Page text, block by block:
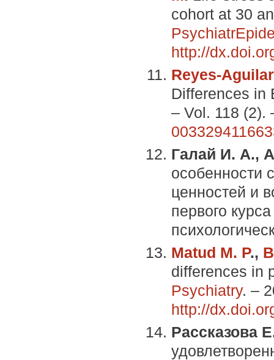
cohort at 30
http://
Reyes-
Differences in
– Vol. 118 (2).
Галай И. А.,
особенности
ценностей и
первого
Matud M. P.,
differences in
Psychiatry. –
http://
Рассказова